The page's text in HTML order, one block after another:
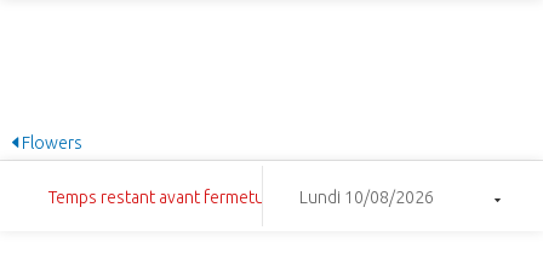
Flowers
Temps restant avant fermeture: 3:45:22Lundi 10/08/2026